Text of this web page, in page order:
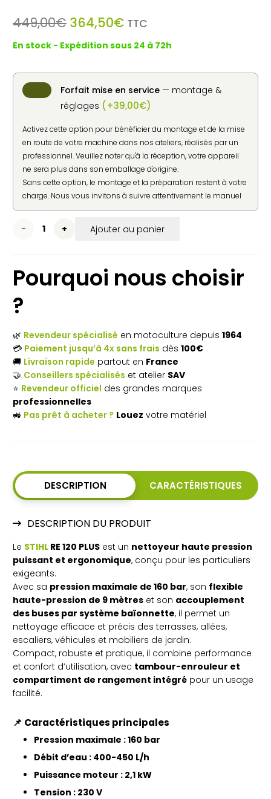
449,00€ Le
initial
449,00€.
364,50€Le
actuel
364,50€.
TTC
En stock - Expédition sous 24 à 72h
Forfait mise en service — montage &
réglages (+39,00€)
Activez cette option pour bénéficier du montage et de la mise
en route de votre machine dans nos ateliers, réalisés par un
professionnel. Veuillez noter qu'à la réception, votre appareil
ne sera plus dans son emballage d'origine.
Sans cette option, le montage et la préparation restent à votre
charge. Nous vous invitons à suivre attentivement le manuel
d'utilisation fourni par le constructeur pour une mise en
quantité
Nettoyeur
pression
électrique
STIHL
RE
120
PLUS
Ajouter au panier
Pourquoi nous choisir
?
🌿 Revendeur spécialisé en motoculture depuis 1964
💳 Paiement jusqu’à 4x sans frais dès 100€
🚚 Livraison rapide partout en France
🤝 Conseillers spécialisés et atelier SAV
⭐ Revendeur officiel des grandes marques
professionnelles
🚜 Pas prêt à acheter ? Louez votre matériel
DESCRIPTION CARACTÉRISTIQUES
DESCRIPTION DU PRODUIT
Le STIHL RE 120 PLUS est un nettoyeur haute pression
puissant et ergonomique, conçu pour les particuliers
exigeants.
Avec sa pression maximale de 160 bar, son flexible
haute-pression de 9 mètres et son accouplement
des buses par système baïonnette, il permet un
nettoyage efficace et précis des terrasses, allées,
escaliers, véhicules et mobiliers de jardin.
Compact, robuste et pratique, il combine performance
et confort d’utilisation, avec tambour-enrouleur et
compartiment de rangement intégré pour un usage
facilité.
📌 Caractéristiques principales
Pression maximale : 160 bar
Débit d’eau : 400-450 L/h
Puissance moteur : 2,1 kW
Tension : 230 V